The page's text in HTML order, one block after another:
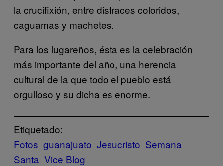
la crucifixión, entre disfraces coloridos,
caguamas y machetes.
Para los lugareños, ésta es la celebración
más importante del año, una herencia
cultural de la que todo el pueblo está
orgulloso y su dicha es enorme.
Etiquetado:
Fotos guanajuato Jesucristo Semana
Santa Vice Blog